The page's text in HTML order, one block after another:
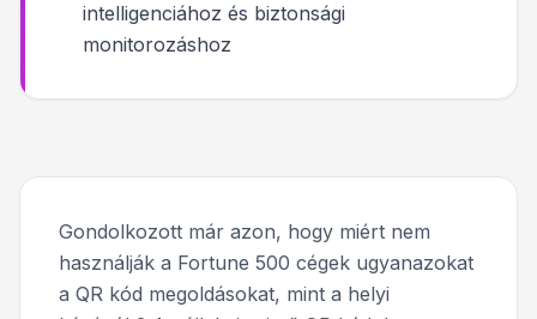
intelligenciához és biztonsági
monitorozáshoz
Gondolkozott már azon, hogy miért nem
használják a Fortune 500 cégek ugyanazokat
a QR kód megoldásokat, mint a helyi